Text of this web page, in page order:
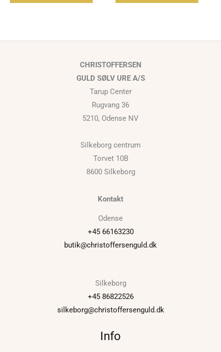
CHRISTOFFERSEN
GULD SØLV URE A/S
Tarup Center
Rugvang 36
5210, Odense NV
Silkeborg centrum
Torvet 10B
8600 Silkeborg
Kontakt
Odense
+45 66163230
butik@christoffersenguld.dk
Silkeborg
+45 86822526
silkeborg@christoffersenguld.dk
Info